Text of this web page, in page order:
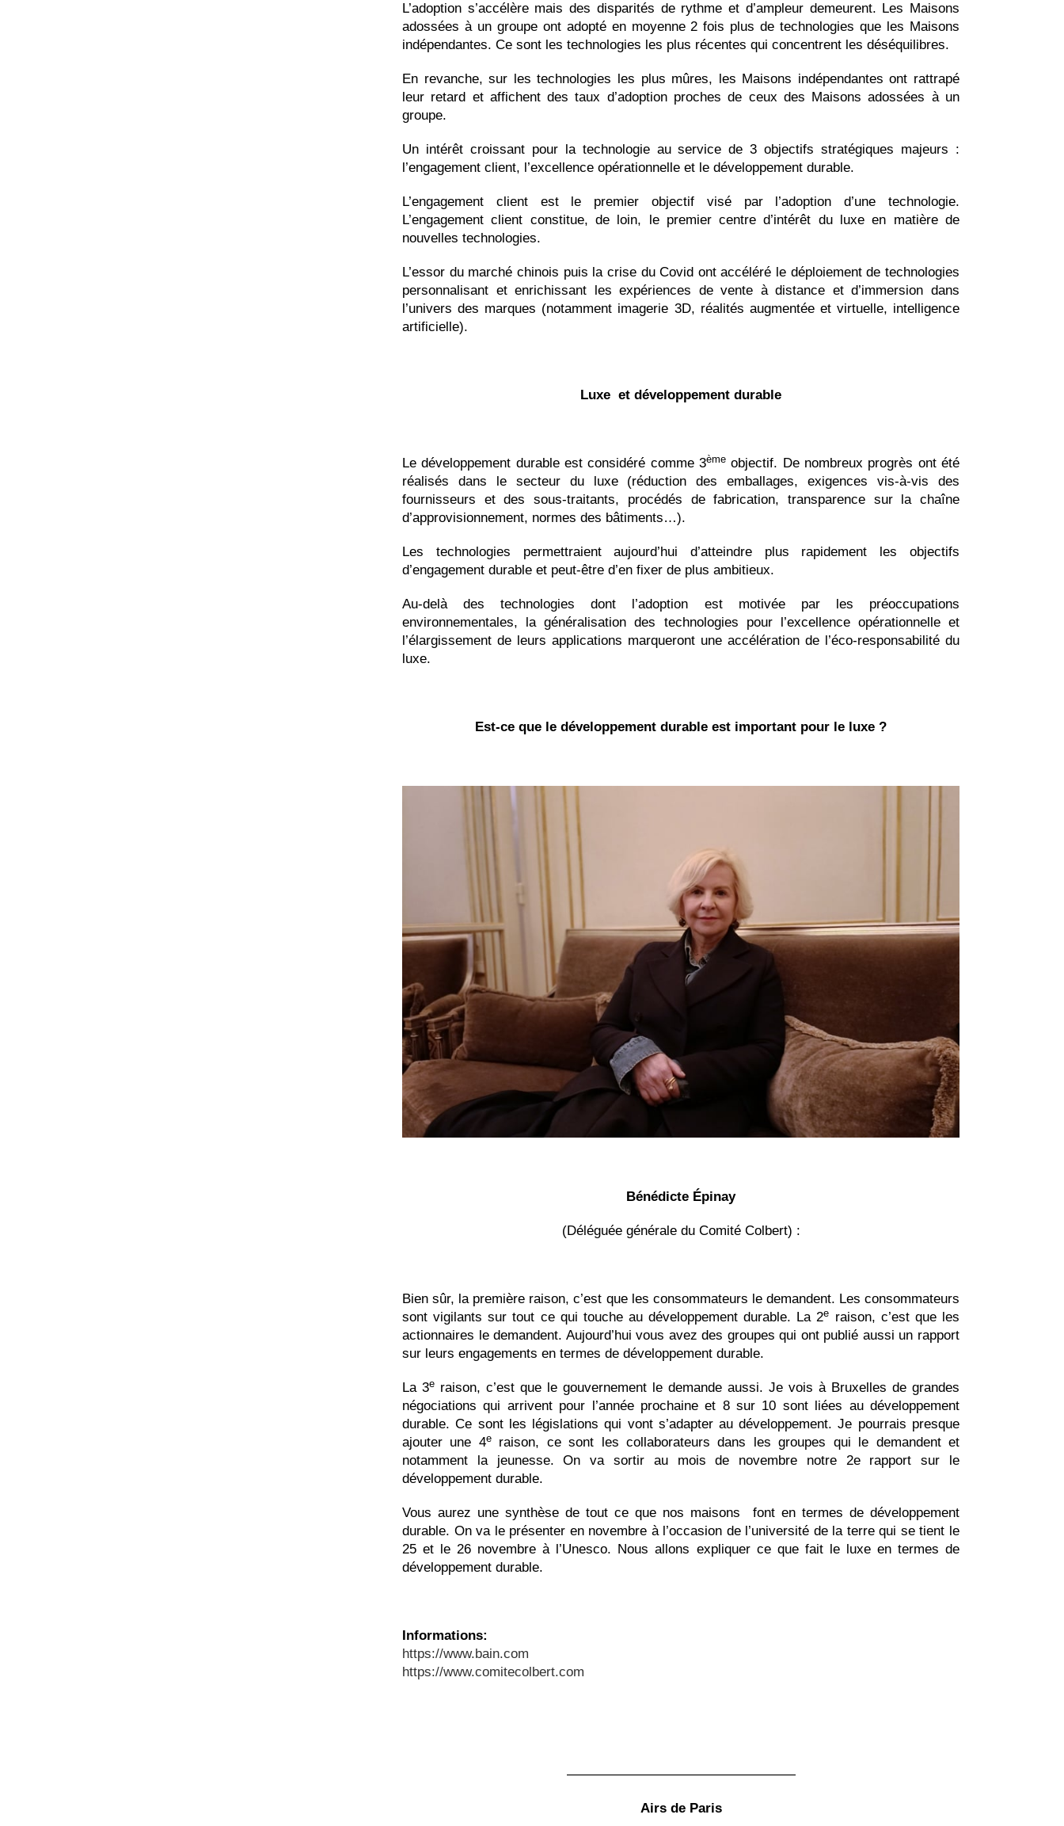
L’adoption s’accélère mais des disparités de rythme et d’ampleur demeurent. Les Maisons
adossées à un groupe ont adopté en moyenne 2 fois plus de technologies que les Maisons
indépendantes. Ce sont les technologies les plus récentes qui concentrent les déséquilibres.
En revanche, sur les technologies les plus mûres, les Maisons indépendantes ont rattrapé
leur retard et affichent des taux d’adoption proches de ceux des Maisons adossées à un
groupe.
Un intérêt croissant pour la technologie au service de 3 objectifs stratégiques majeurs :
l’engagement client, l’excellence opérationnelle et le développement durable.
L’engagement client est le premier objectif visé par l’adoption d’une technologie.
L’engagement client constitue, de loin, le premier centre d’intérêt du luxe en matière de
nouvelles technologies.
L’essor du marché chinois puis la crise du Covid ont accéléré le déploiement de technologies
personnalisant et enrichissant les expériences de vente à distance et d’immersion dans
l’univers des marques (notamment imagerie 3D, réalités augmentée et virtuelle, intelligence
artificielle).
Luxe et développement durable
Le développement durable est considéré comme 3ème objectif. De nombreux progrès ont été
réalisés dans le secteur du luxe (réduction des emballages, exigences vis-à-vis des
fournisseurs et des sous-traitants, procédés de fabrication, transparence sur la chaîne
d’approvisionnement, normes des bâtiments…).
Les technologies permettraient aujourd’hui d’atteindre plus rapidement les objectifs
d’engagement durable et peut-être d’en fixer de plus ambitieux.
Au-delà des technologies dont l’adoption est motivée par les préoccupations
environnementales, la généralisation des technologies pour l’excellence opérationnelle et
l’élargissement de leurs applications marqueront une accélération de l’éco-responsabilité du
luxe.
Est-ce que le développement durable est important pour le luxe ?
Bénédicte Épinay
(Déléguée générale du Comité Colbert) :
Bien sûr, la première raison, c’est que les consommateurs le demandent. Les consommateurs
sont vigilants sur tout ce qui touche au développement durable. La 2e raison, c’est que les
actionnaires le demandent. Aujourd’hui vous avez des groupes qui ont publié aussi un rapport
sur leurs engagements en termes de développement durable.
La 3e raison, c’est que le gouvernement le demande aussi. Je vois à Bruxelles de grandes
négociations qui arrivent pour l’année prochaine et 8 sur 10 sont liées au développement
durable. Ce sont les législations qui vont s’adapter au développement. Je pourrais presque
ajouter une 4eraison, ce sont les collaborateurs dans les groupes qui le demandent et
notamment la jeunesse. On va sortir au mois de novembre notre 2e rapport sur le
développement durable.
Vous aurez une synthèse de tout ce que nos maisons font en termes de développement
durable. On va le présenter en novembre à l’occasion de l’université de la terre qui se tient le
25 et le 26 novembre à l’Unesco. Nous allons expliquer ce que fait le luxe en termes de
développement durable.
Informations:
https://www.bain.com
https://www.comitecolbert.com
—————————————————
Airs de Paris